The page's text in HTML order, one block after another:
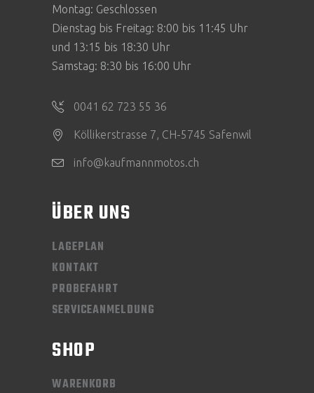
Montag: Geschlossen
Dienstag bis Freitag: 8:00 bis 11:45 Uhr
und 13:15 bis 18:30 Uhr
Samstag: 8:30 bis 16:00 Uhr
0041 62 723 55 36
Köllikerstrasse 7, CH-5745 Safenwil
info@kaufmannmotos.ch
ÜBER UNS
LAGEPLAN
KONTAKT
PROBEFAHRT
SERVICEANMELDUNG
SHOP
WARENKORB